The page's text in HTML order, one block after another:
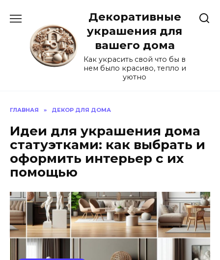
содержанию
Декоративные
украшения для
вашего дома
Как украсить свой что бы в
нем было красиво, тепло и
уютно
ГЛАВНАЯ » ДЕКОР ДЛЯ ДОМА
Идеи для украшения дома
статуэтками: как выбрать и
оформить интерьер с их
помощью